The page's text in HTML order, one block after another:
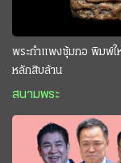
พระกำแพงซุ้มกอ พิมพ์ใ
หลักสิบล้าน
สนามพระ